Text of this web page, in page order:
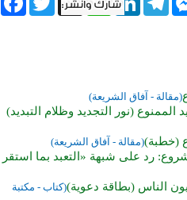
(مقالة - آفاق الشريعة)
الممنوع (نور التجديد وظلام التبديد)
(خطبة)(مقالة - آفاق الشريعة)
رد على شبهة «التعبد بما استقر
الناس (بطاقة دعوية)(كتاب - مكتبة